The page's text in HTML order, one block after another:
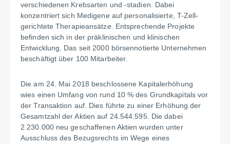
verschiedenen Krebsarten und -stadien. Dabei
konzentriert sich Medigene auf personalisierte, T-Zell-
gerichtete Therapieansätze. Entsprechende Projekte
befinden sich in der präklinischen und klinischen
Entwicklung. Das seit 2000 börsennotierte Unternehmen
beschäftigt über 100 Mitarbeiter.
Die am 24. Mai 2018 beschlossene Kapitalerhöhung
wies einen Umfang von rund 10 % des Grundkapitals vor
der Transaktion auf. Dies führte zu einer Erhöhung der
Gesamtzahl der Aktien auf 24.544.595. Die dabei
2.230.000 neu geschaffenen Aktien wurden unter
Ausschluss des Bezugsrechts im Wege eines